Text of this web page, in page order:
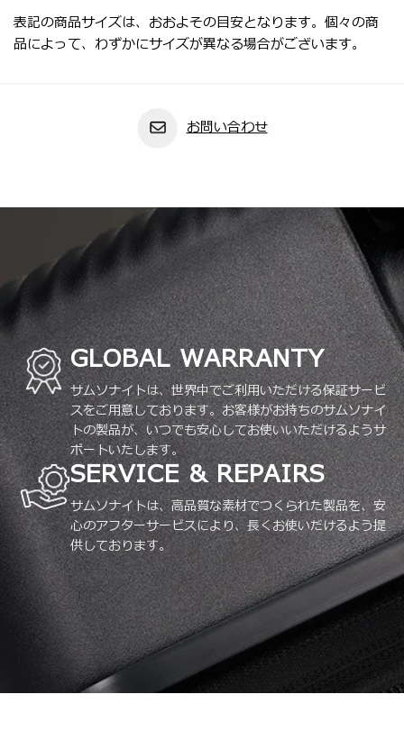
表記の商品サイズは、おおよその目安となります。個々の商
品によって、わずかにサイズが異なる場合がございます。
お問い合わせ
GLOBAL WARRANTY
サムソナイトは、世界中でご利用いただける保証サービ
スをご用意しております。お客様がお持ちのサムソナイ
トの製品が、いつでも安心してお使いいただけるようサ
ポートいたします。
SERVICE & REPAIRS
サムソナイトは、高品質な素材でつくられた製品を、安
心のアフターサービスにより、長くお使いだけるよう提
供しております。